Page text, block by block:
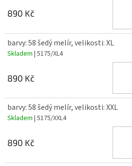
890 Kč
barvy: 58 šedý melír, velikosti: XL
Skladem | 5175/XL4
890 Kč
barvy: 58 šedý melír, velikosti: XXL
Skladem | 5175/XXL4
890 Kč